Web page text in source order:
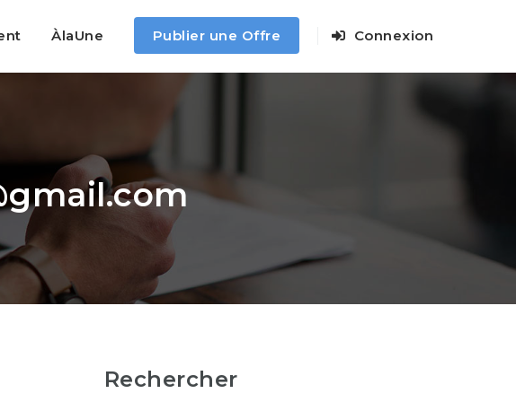
ÀlaUne Publier une Offre Connexion
Rechercher